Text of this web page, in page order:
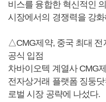
비스를 융합한 혁신적인
시장에서의 경쟁력을 강
△CMG제약, 중국 최대 전
공식 입점
차바이오텍 계열사 CMG
전자상거래 플랫폼 징둥
로벌 시장 공략에 나섰다.